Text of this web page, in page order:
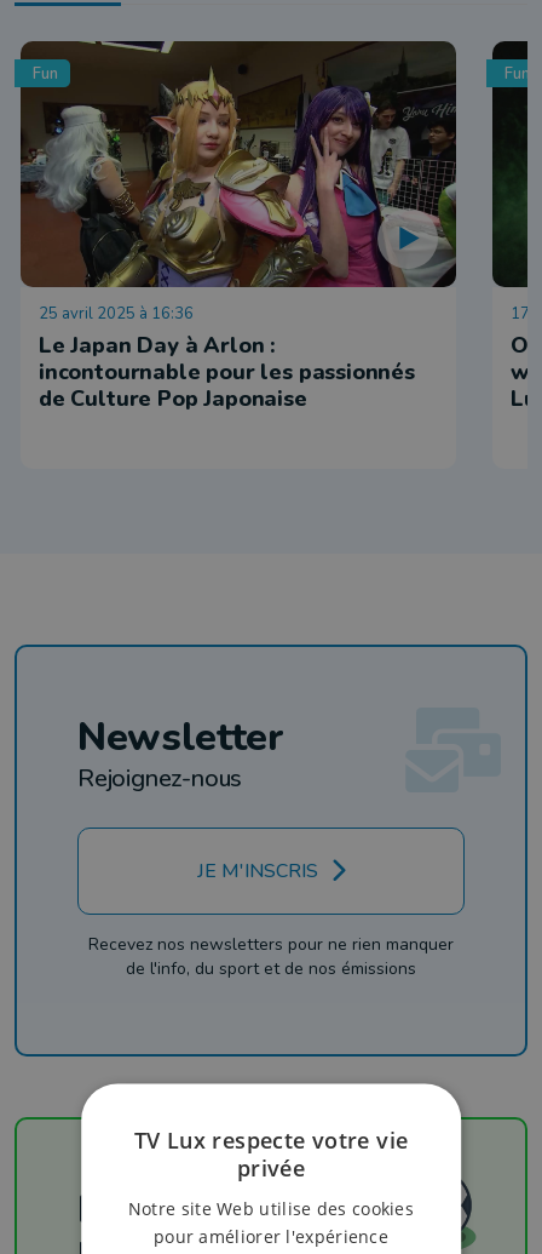
Fun
25 avril 2025 à 16:36
Le Japan Day à Arlon :
incontournable pour les passionnés
de Culture Pop Japonaise
Fun
17
Newsletter
Rejoignez-nous
JE M'INSCRIS
Recevez nos newsletters pour ne rien manquer
de l'info, du sport et de nos émissions
Football
TV Lux respecte votre vie
privée
Notre site Web utilise des cookies
pour améliorer l'expérience